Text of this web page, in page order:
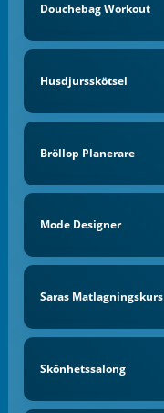
Douchebag Workout
Husdjursskötsel
Bröllop Planerare
Mode Designer
Saras Matlagningskurs
Skönhetssalong